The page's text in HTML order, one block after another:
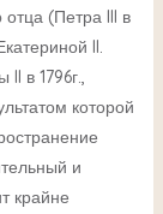
(Петра III в
II.
в 1796г.,
которой
и
крайне